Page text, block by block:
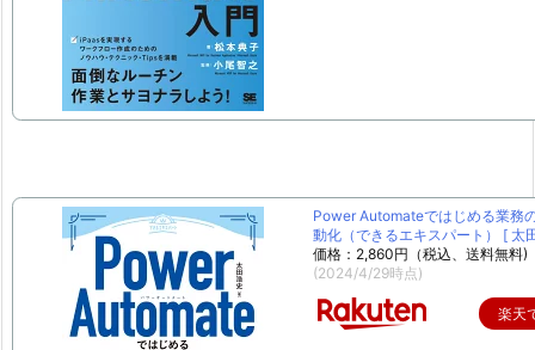
Power Automateではじめる業務
動化（できるエキスパート） [ 太
価格：2,860円（税込、送料無料)
(2024/4/29時点)
楽天